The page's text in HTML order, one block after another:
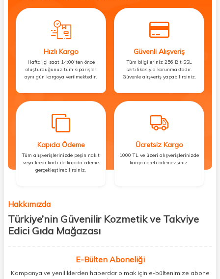
Hızlı Kargo
Hafta içi saat 14:00’ten önce
oluşturduğunuz tüm siparişler
aynı gün kargoya verilmektedir.
Güvenli Alışveriş
Tüm bilgileriniz 256 Bit SSL
sertifikasıyla korunmaktadır.
Güvenle alışveriş yapabilirsiniz.
Kapıda Ödeme
Tüm alışverişlerinizde peşin nakit
veya kredi kartı ile kapıda ödeme
gerçekleştirebilirsiniz.
Ücretsiz Kargo
1000 TL ve üzeri alışverişlerinizde
kargo ücreti ödemezsiniz.
Hakkımızda
Türkiye’nin Güvenilir Kozmetik ve Takviye
Edici Gıda Mağazası
kişisel bakım hem de takviye edici gıda ürünlerini sizlerle
buluşturuyoruz. Artık mağaza mağaza dolaşmanıza gerek yok;
ihtiyacınız olan her şeyi tek bir çatı altında topluyor ve kapınıza kadar
E-Bülten Aboneliği
Kampanya ve yeniliklerden haberdar olmak için e-bültenimize abone